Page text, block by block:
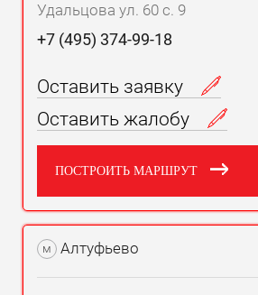
Удальцова ул. 60 с. 9
+7 (495) 374-99-18
Оставить заявку
Оставить жалобу
ПОСТРОИТЬ МАРШРУТ
м Алтуфьево